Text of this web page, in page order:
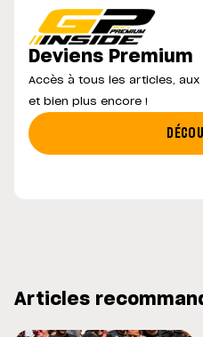
Deviens Premium
Accès à tous les articles,
et bien plus encore !
Articles